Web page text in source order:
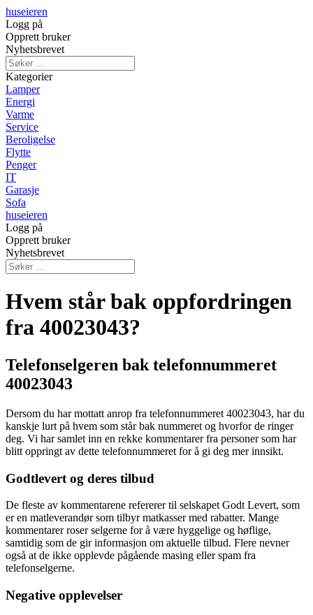
huseieren
Logg på
Opprett bruker
Nyhetsbrevet
Kategorier
Lamper
Energi
Varme
Service
Beroligelse
Flytte
Penger
IT
Garasje
Sofa
huseieren
Logg på
Opprett bruker
Nyhetsbrevet
Hvem står bak oppfordringen
fra 40023043?
Telefonselgeren bak telefonnummeret
40023043
Dersom du har mottatt anrop fra telefonnummeret 40023043, har du
kanskje lurt på hvem som står bak nummeret og hvorfor de ringer
deg. Vi har samlet inn en rekke kommentarer fra personer som har
blitt oppringt av dette telefonnummeret for å gi deg mer innsikt.
Godtlevert og deres tilbud
De fleste av kommentarene refererer til selskapet Godt Levert, som
er en matleverandør som tilbyr matkasser med rabatter. Mange
kommentarer roser selgerne for å være hyggelige og høflige,
samtidig som de gir informasjon om aktuelle tilbud. Flere nevner
også at de ikke opplevde pågående masing eller spam fra
telefonselgerne.
Negative opplevelser